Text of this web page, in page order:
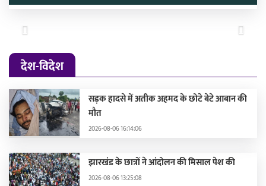
Previous
Next
देश-विदेश
सड़क हादसे में अतीक अहमद के छोटे बेटे आबान की
मौत
2026-08-06 16:14:06
झारखंड के छात्रों ने आंदोलन की मिसाल पेश की
2026-08-06 13:25:08